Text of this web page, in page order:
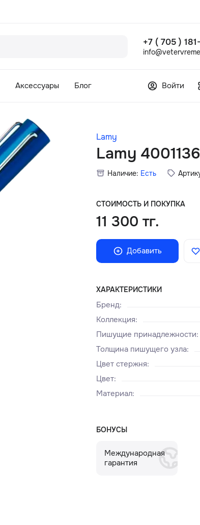
+7 ( 705 )
Аксессуары Блог Войти
Lamy
Lamy 4001136
Наличие: Есть
СТОИМОСТЬ И ПОКУПКА
11 300 тг.
Добавить
ХАРАКТЕРИСТИКИ
Бренд:
Коллекция:
Пишущие принадлежности:
Толщина пишущего узла:
Цвет стержня:
Цвет:
Материал:
БОНУСЫ
Международная
гарантия